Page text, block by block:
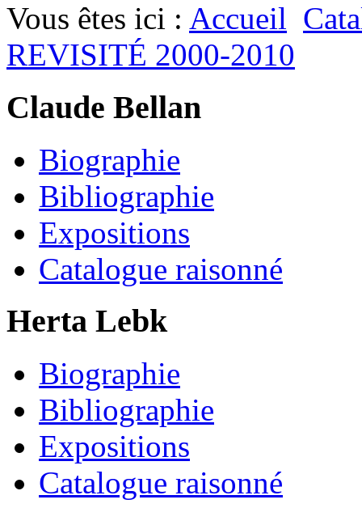
Vous êtes ici : Accueil
REVISITÉ 2000-2010
Claude Bellan
Biographie
Bibliographie
Expositions
Catalogue raisonné
Herta Lebk
Biographie
Bibliographie
Expositions
Catalogue raisonné